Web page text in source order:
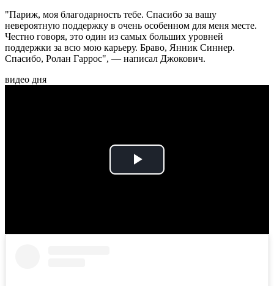
"Париж, моя благодарность тебе. Спасибо за вашу
невероятную поддержку в очень особенном для меня месте.
Честно говоря, это один из самых больших уровней
поддержки за всю мою карьеру. Браво, Янник Синнер.
Спасибо, Ролан Гаррос", — написал Джокович.
видео дня
Play